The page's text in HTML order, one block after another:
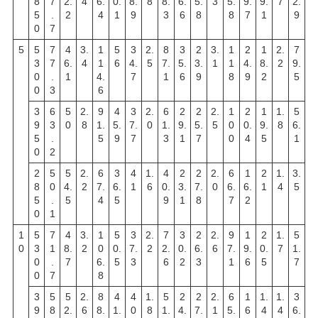
5
0
7
2
4
1
9
3
6
8
8
7
1
9
5
5
3
0
0
7
7
3
4
6.
1
3.
4
1
1
4.
6
5
6
3
4.
7
2.
5
8
7.
1
3
5.
6
2
3.
9
3.
1
1
1
8
2
4.
9
1
8.
2
2.
2
7
9.
5
3
9
5
0
6
3
2
5
0
2.
8
9
1.
5
4
5.
9
3
7.
7
2.
0
6
1.
3
2
9.
1
2
5.
7
2.
5
1
0
0
2
0.
4
1
9.
5
1.
8
5
6.
1
2
8
5
0
5
0
1
5
4.
5
2.
2
6
7.
4
3
6.
5
4
1
1.
6
4
0.
9
2
3.
1
2
7.
8
2.
0
6
6.
7
1
6.
2
2
1
1.
4
3.
5
1
0
5
3
0
0
7
1
7
4
8.
7
3.
2
1
0
6.
8
5
0.
5
3
7.
3
2.
2
7
2.
6
3
0.
2
2
6.
3
2.
6
9
7.
1
1
9.
6
2
0.
5
1.
7
5
1.
7
3
9
5
8
5
2.
2.
6
8
8.
4
1.
4
0
1.
8
5
1.
2
4.
2
7.
2.
1
6
5.
1
6
1.
4
1.
4
3
6.